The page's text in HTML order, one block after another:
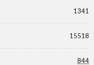
1341
15518
844